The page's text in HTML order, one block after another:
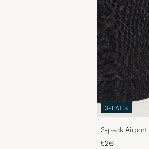
3-PACK
3-pack Airport
52€